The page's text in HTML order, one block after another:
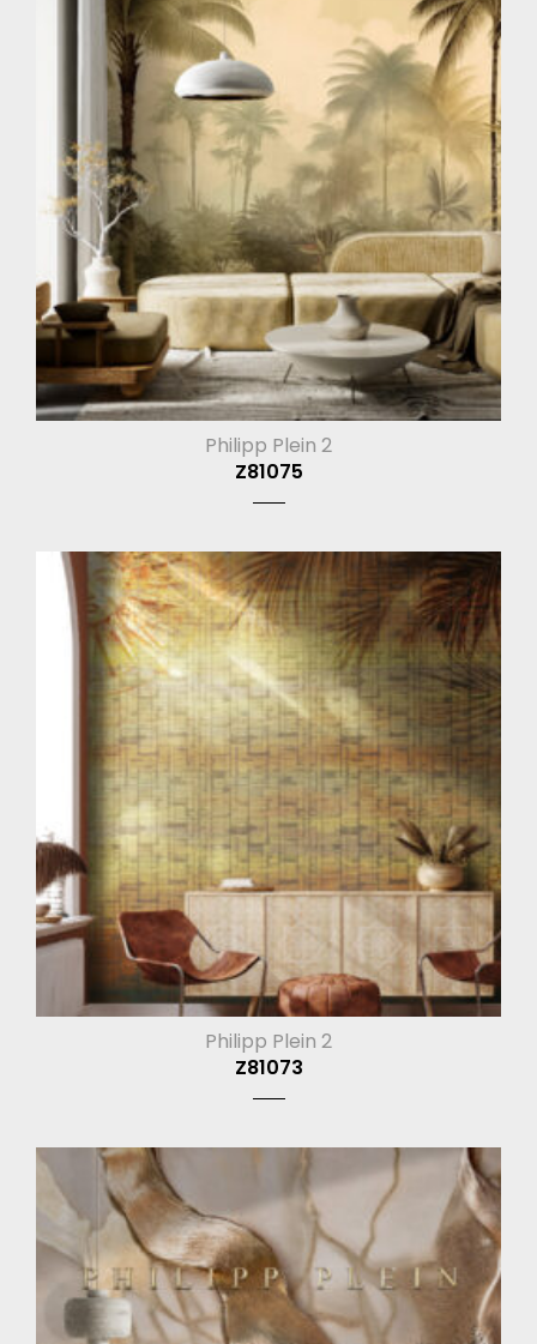
Philipp Plein 2
Z81075
Philipp Plein 2
Z81073